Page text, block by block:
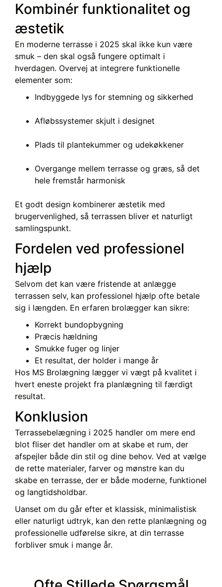
Kombinér funktionalitet og
æstetik
En moderne terrasse i 2025 skal ikke kun være
smuk – den skal også fungere optimalt i
hverdagen. Overvej at integrere funktionelle
elementer som:
Indbyggede lys for stemning og sikkerhed
Afløbssystemer skjult i designet
Plads til plantekummer og udekøkkener
Overgange mellem terrasse og græs, så det
hele fremstår harmonisk
Et godt design kombinerer æstetik med
brugervenlighed, så terrassen bliver et naturligt
samlingspunkt.
Fordelen ved professionel
hjælp
Selvom det kan være fristende at anlægge
terrassen selv, kan professionel hjælp ofte betale
sig i længden. En erfaren brolægger kan sikre:
Korrekt bundopbygning
Præcis hældning
Smukke fuger og linjer
Et resultat, der holder i mange år
Hos MS Brolægning lægger vi vægt på kvalitet i
hvert eneste projekt fra planlægning til færdigt
resultat.
Konklusion
Terrassebelægning i 2025 handler om mere end
blot fliser det handler om at skabe et rum, der
afspejler både din stil og dine behov. Ved at vælge
de rette materialer, farver og mønstre kan du
skabe en terrasse, der er både moderne, funktionel
og langtidsholdbar.
Uanset om du går efter et klassisk, minimalistisk
eller naturligt udtryk, kan den rette planlægning og
professionelle udførelse sikre, at din terrasse
forbliver smuk i mange år.